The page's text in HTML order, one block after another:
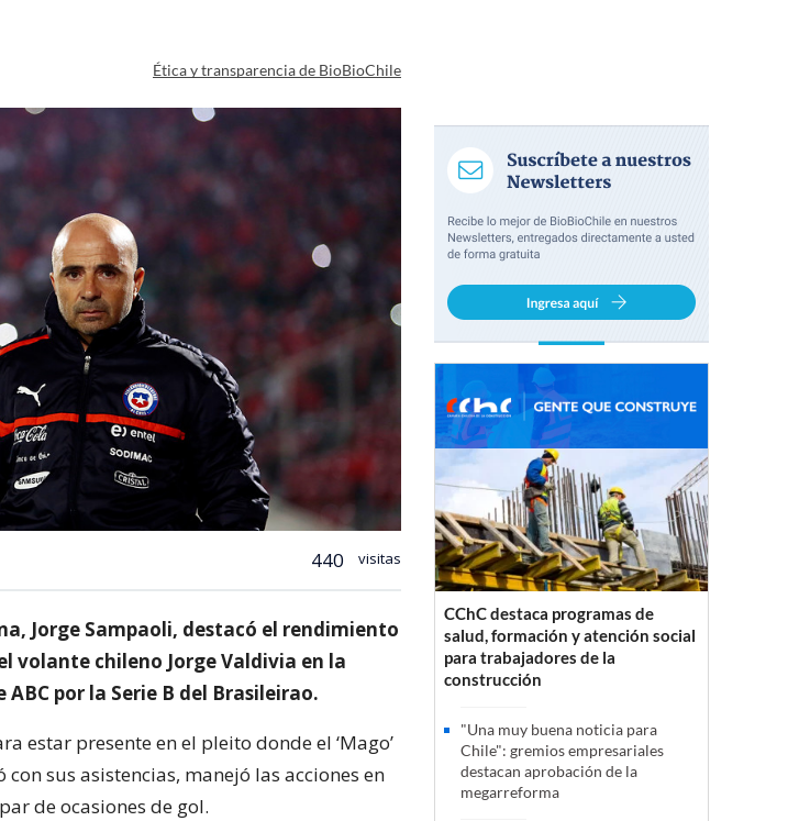
Ética y transparencia de BioBioChile
440 visitas
Jorge Sampaoli, destacó el rendimiento
volante chileno Jorge Valdivia en la
por la Serie B del Brasileirao.
estar presente en el pleito donde el ‘Mago’
sus asistencias, manejó las acciones en
de ocasiones de gol.
CChC destaca programas de
salud, formación y atención social
para trabajadores de la
construcción
"Una muy buena noticia para
Chile": gremios empresariales
destacan aprobación de la
megarreforma